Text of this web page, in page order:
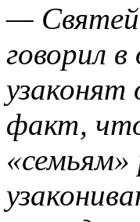
—
говорил
факт,